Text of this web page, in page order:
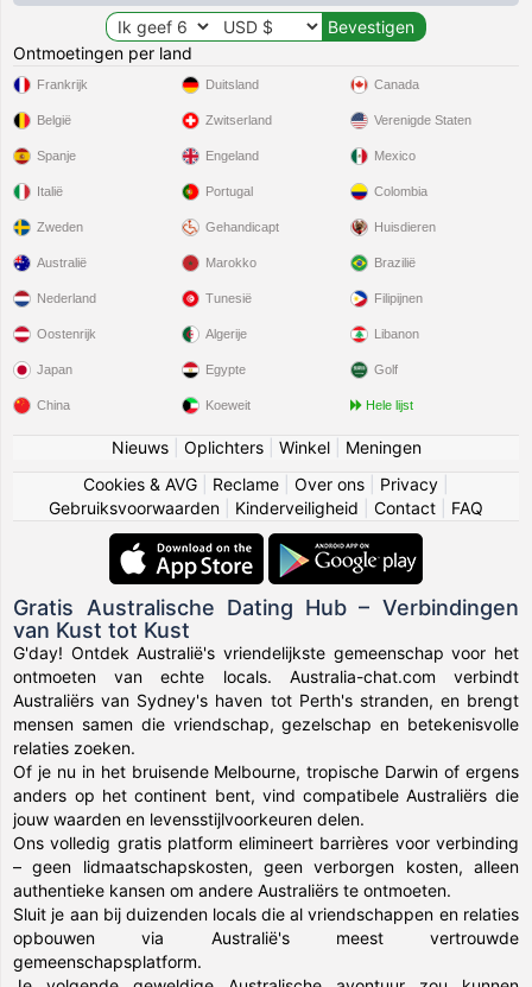
Ontmoetingen per land
Frankrijk
België
Spanje
Italië
Zweden
Duitsland
Zwitserland
Engeland
Portugal
Gehandicapt
Canada
Verenigde Staten
Mexico
Colombia
Huisdieren
Australië
Nederland
Oostenrijk
Japan
China
Marokko
Tunesië
Algerije
Egypte
Koeweit
Brazilië
Filipijnen
Libanon
Golf
Hele lijst
Nieuws| Oplichters| Winkel| Meningen
Cookies & AVG
Reclame Over ons Privacy
Gebruiksvoorwaarden
Kinderveiligheid Contact FAQ
Gratis Australische Dating Hub – Verbindingen
van Kust tot Kust
G'day! Ontdek Australië's vriendelijkste gemeenschap voor het
ontmoeten van echte locals. Australia-chat.com verbindt
Australiërs van Sydney's haven tot Perth's stranden, en brengt
mensen samen die vriendschap, gezelschap en betekenisvolle
relaties zoeken.
Of je nu in het bruisende Melbourne, tropische Darwin of ergens
anders op het continent bent, vind compatibele Australiërs die
jouw waarden en levensstijlvoorkeuren delen.
Ons volledig gratis platform elimineert barrières voor verbinding
– geen lidmaatschapskosten, geen verborgen kosten, alleen
authentieke kansen om andere Australiërs te ontmoeten.
Sluit je aan bij duizenden locals die al vriendschappen en relaties
opbouwen via Australië's meest vertrouwde
gemeenschapsplatform.